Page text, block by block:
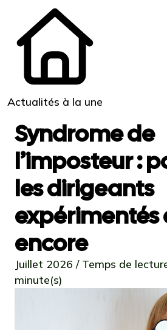
Actualités à la une
Syndrome de
l’imposteur :
les dirigeants
encore
Juillet 2026 / Temps de
minute(s)